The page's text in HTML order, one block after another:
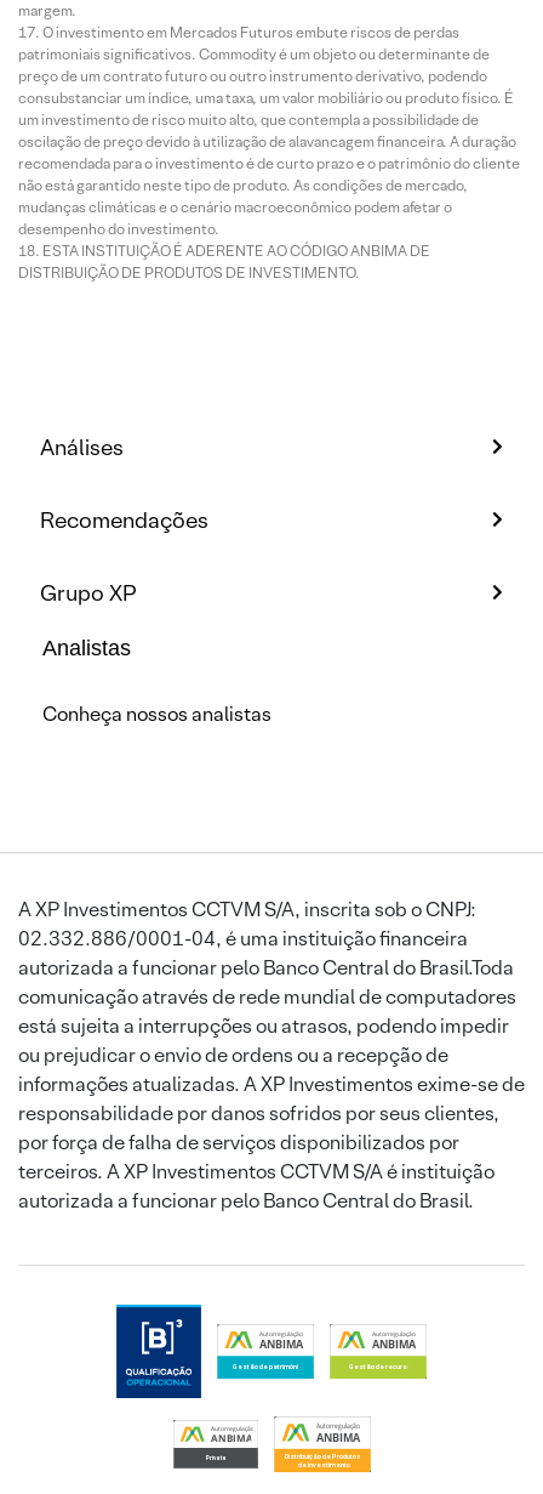
margem.
O investimento em Mercados Futuros embute riscos de perdas
patrimoniais significativos. Commodity é um objeto ou determinante de
preço de um contrato futuro ou outro instrumento derivativo, podendo
consubstanciar um índice, uma taxa, um valor mobiliário ou produto físico. É
um investimento de risco muito alto, que contempla a possibilidade de
oscilação de preço devido à utilização de alavancagem financeira. A duração
recomendada para o investimento é de curto prazo e o patrimônio do cliente
não está garantido neste tipo de produto. As condições de mercado,
mudanças climáticas e o cenário macroeconômico podem afetar o
desempenho do investimento.
ESTA INSTITUIÇÃO É ADERENTE AO CÓDIGO ANBIMA DE
DISTRIBUIÇÃO DE PRODUTOS DE INVESTIMENTO.
Análises
Recomendações
Grupo XP
Analistas
Conheça nossos analistas
A XP Investimentos CCTVM S/A, inscrita sob o CNPJ:
02.332.886/0001-04, é uma instituição financeira
autorizada a funcionar pelo Banco Central do Brasil.Toda
comunicação através de rede mundial de computadores
está sujeita a interrupções ou atrasos, podendo impedir
ou prejudicar o envio de ordens ou a recepção de
informações atualizadas. A XP Investimentos exime-se de
responsabilidade por danos sofridos por seus clientes,
por força de falha de serviços disponibilizados por
terceiros. A XP Investimentos CCTVM S/A é instituição
autorizada a funcionar pelo Banco Central do Brasil.